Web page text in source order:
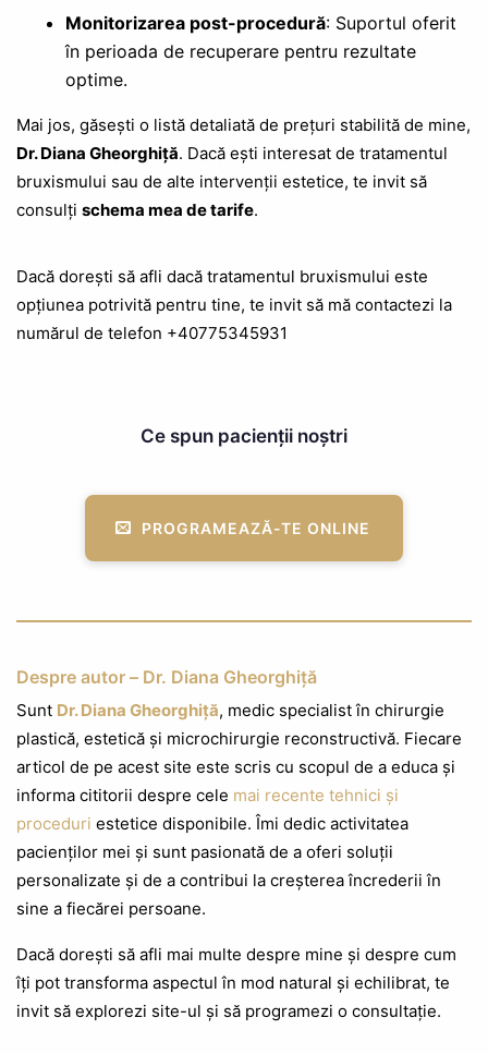
Monitorizarea post-procedură: Suportul oferit
în perioada de recuperare pentru rezultate
optime.
Mai jos, găsești o listă detaliată de prețuri stabilită de mine,
Dr. Diana Gheorghiță. Dacă ești interesat de tratamentul
bruxismului sau de alte intervenții estetice, te invit să
consulți schema mea de tarife.
Dacă dorești să afli dacă tratamentul bruxismului este
opțiunea potrivită pentru tine, te invit să mă contactezi la
numărul de telefon +40775345931
Ce spun pacienții noștri
PROGRAMEAZĂ-TE ONLINE
Despre autor – Dr. Diana Gheorghiță
Sunt Dr. Diana Gheorghiță, medic specialist în chirurgie
plastică, estetică și microchirurgie reconstructivă. Fiecare
articol de pe acest site este scris cu scopul de a educa și
informa cititorii despre cele mai recente tehnici și
proceduri estetice disponibile. Îmi dedic activitatea
pacienților mei și sunt pasionată de a oferi soluții
personalizate și de a contribui la creșterea încrederii în
sine a fiecărei persoane.
Dacă dorești să afli mai multe despre mine și despre cum
îți pot transforma aspectul în mod natural și echilibrat, te
invit să explorezi site-ul și să programezi o consultație.